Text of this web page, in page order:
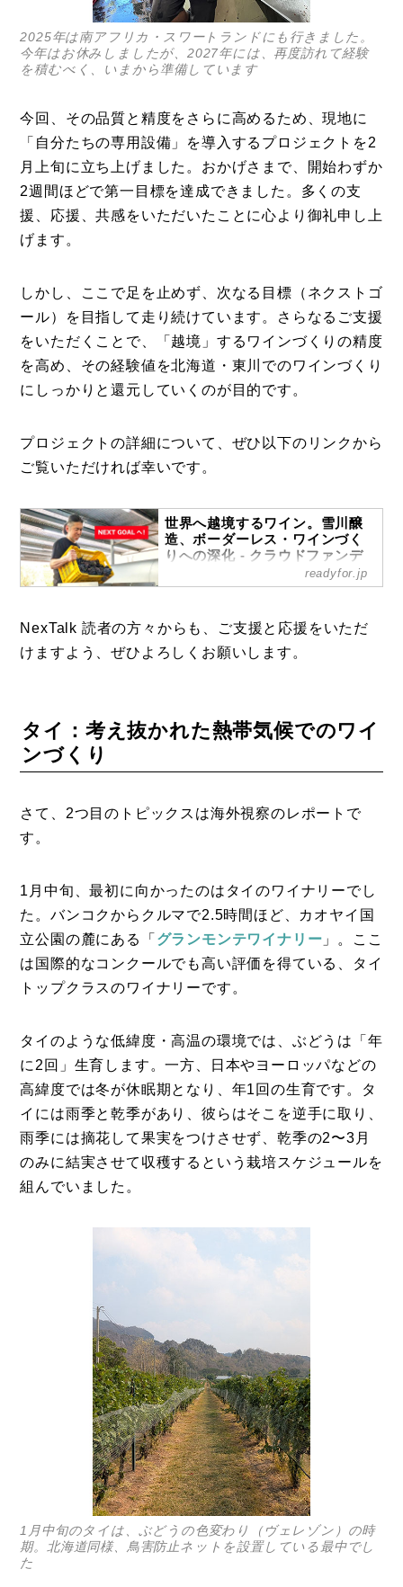
2025年は南アフリカ・スワートランドにも行きました。
今年はお休みしましたが、2027年には、再度訪れて経験
を積むべく、いまから準備しています
今回、その品質と精度をさらに高めるため、現地に
「自分たちの専用設備」を導入するプロジェクトを2
月上旬に立ち上げました。おかげさまで、開始わずか
2週間ほどで第一目標を達成できました。多くの支
援、応援、共感をいただいたことに心より御礼申し上
げます。
しかし、ここで足を止めず、次なる目標（ネクストゴ
ール）を目指して走り続けています。さらなるご支援
をいただくことで、「越境」するワインづくりの精度
を高め、その経験値を北海道・東川でのワインづくり
にしっかりと還元していくのが目的です。
プロジェクトの詳細について、ぜひ以下のリンクから
ご覧いただければ幸いです。
世界へ越境するワイン。雪川醸
造、ボーダーレス・ワインづく
りへの深化 - クラウドファンデ
るボーダーレスなワインづくりの深化
を共に。支援仲間を募集しています。
- クラウドファンディング
readyfor.jp
NexTalk 読者の方々からも、ご支援と応援をいただ
けますよう、ぜひよろしくお願いします。
タイ：考え抜かれた熱帯気候でのワイ
ンづくり
さて、2つ目のトピックスは海外視察のレポートで
す。
1月中旬、最初に向かったのはタイのワイナリーでし
た。バンコクからクルマで2.5時間ほど、カオヤイ国
立公園の麓にある「 グランモンテワイナリー 」。ここ
は国際的なコンクールでも高い評価を得ている、タイ
トップクラスのワイナリーです。
タイのような低緯度・高温の環境では、ぶどうは「年
に2回」生育します。一方、日本やヨーロッパなどの
高緯度では冬が休眠期となり、年1回の生育です。タ
イには雨季と乾季があり、彼らはそこを逆手に取り、
雨季には摘花して果実をつけさせず、乾季の2〜3月
のみに結実させて収穫するという栽培スケジュールを
組んでいました。
1月中旬のタイは、ぶどうの色変わり（ヴェレゾン）の時
期。北海道同様、鳥害防止ネットを設置している最中でし
た